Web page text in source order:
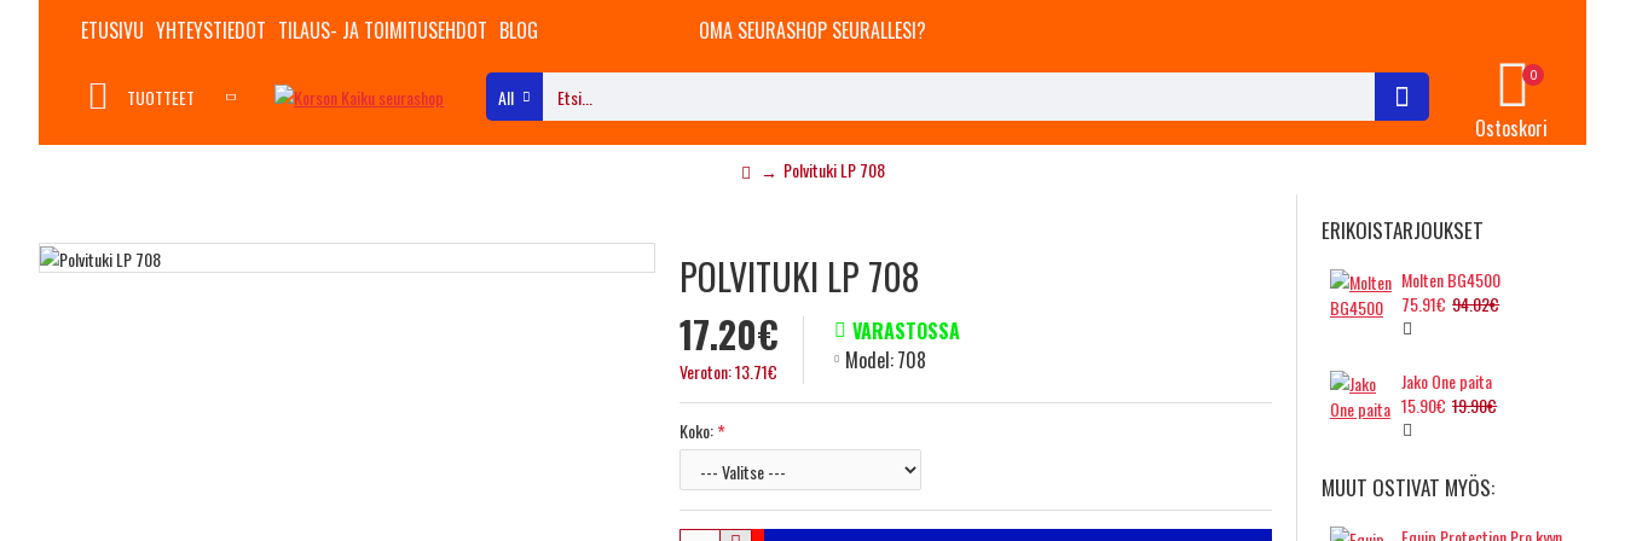
ETUSIVU YHTEYSTIEDOT TILAUS- JA TOIMITUSEHDOT BLOG OMA SEURASHOP SEURALLESI?
TUOTTEET All
Ostoskori
0
Polvituki LP 708
POLVITUKI LP 708
17.20€
Veroton: 13.71€
VARASTOSSA
Model:708
Koko:
ERIKOISTARJOUKSET
Molten BG4500
75.91€ 94.02€
Jako One paita
15.90€ 19.90€
MUUT OSTIVAT MYÖS: